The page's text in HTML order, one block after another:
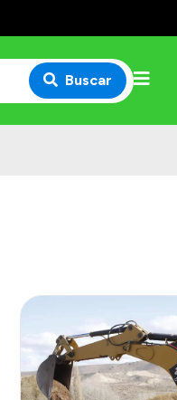
Buscar